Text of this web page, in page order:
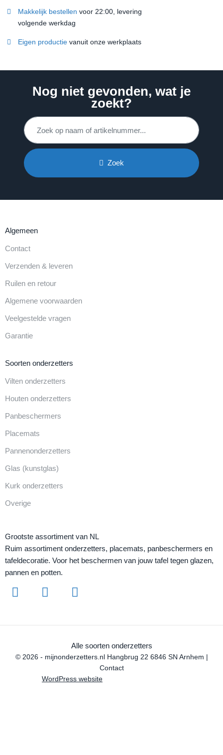
Makkelijk bestellen voor 22:00, levering
volgende werkdag
Eigen productie vanuit onze werkplaats
Nog niet gevonden, wat je
zoekt?
Zoek
Algemeen
Contact
Verzenden & leveren
Ruilen en retour
Algemene voorwaarden
Veelgestelde vragen
Garantie
Soorten onderzetters
Vilten onderzetters
Houten onderzetters
Panbeschermers
Placemats
Pannenonderzetters
Glas (kunstglas)
Kurk onderzetters
Overige
Grootste assortiment van NL
Ruim assortiment onderzetters, placemats, panbeschermers en
tafeldecoratie. Voor het beschermen van jouw tafel tegen glazen,
pannen en potten.
Alle soorten onderzetters
© 2026 - mijnonderzetters.nl Hangbrug 22 6846 SN Arnhem |
Contact
WordPress website